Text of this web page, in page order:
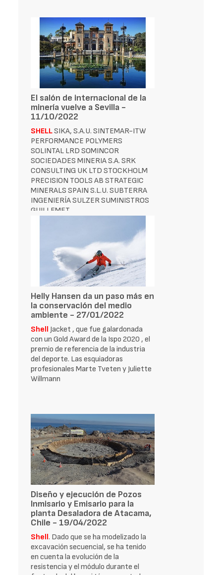
El salón de internacional de la
minería vuelve a Sevilla -
11/10/2022
SHELLSIKA, S.A.U. SINTEMAR-ITW
PERFORMANCE POLYMERS
SOLINTAL LRD SOMINCOR
SOCIEDADES MINERIA S.A. SRK
CONSULTING UK LTD STOCKHOLM
PRECISION TOOLS AB STRATEGIC
MINERALS SPAIN S.L.U. SUBTERRA
INGENIERÍA SULZER SUMINISTROS
GUILLEMET
Helly Hansen da un paso más en
la conservación del medio
ambiente - 27/01/2022
Shell Jacket , que fue galardonada
con un Gold Award de la Ispo 2020 , el
premio de referencia de la industria
del deporte. Las esquiadoras
profesionales Marte Tveten y Juliette
Willmann
Diseño y ejecución de Pozos
Inmisario y Emisario para la
planta Desaladora de Atacama,
Chile - 19/04/2022
Shell. Dado que se ha modelizado la
excavación secuencial, se ha tenido
en cuenta la evolución de la
resistencia y el módulo durante el